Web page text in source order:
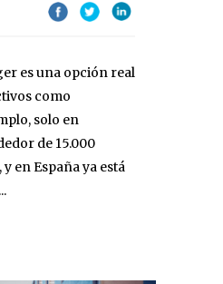
es una opción real
como
solo en
de 15.000
en España ya está